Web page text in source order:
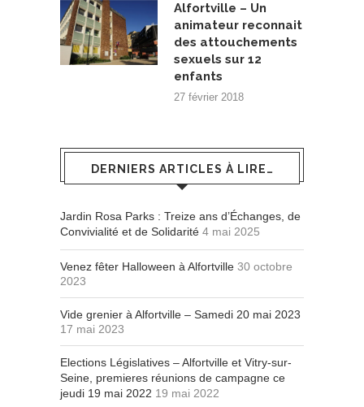
Alfortville – Un
animateur reconnait
des attouchements
sexuels sur 12
enfants
27 février 2018
DERNIERS ARTICLES À LIRE…
Jardin Rosa Parks : Treize ans d’Échanges, de
Convivialité et de Solidarité 4 mai 2025
Venez fêter Halloween à Alfortville 30 octobre
2023
Vide grenier à Alfortville – Samedi 20 mai 2023
17 mai 2023
Elections Législatives – Alfortville et Vitry-sur-
Seine, premieres réunions de campagne ce
jeudi 19 mai 2022 19 mai 2022